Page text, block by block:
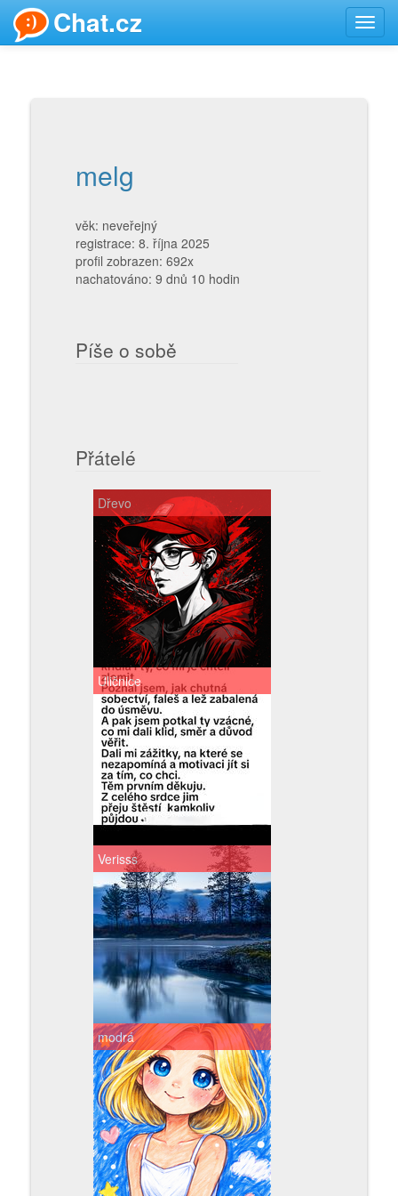
Chat.cz
melg
věk: neveřejný
registrace: 8. října 2025
profil zobrazen: 692x
nachatováno: 9 dnů 10 hodin
Píše o sobě
Přátelé
Dřevo
Uličnice
Verisss
modrá